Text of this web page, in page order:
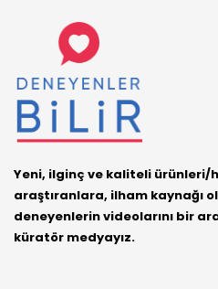
Yeni, ilginç ve kaliteli ürünleri/
araştıranlara, ilham kaynağı
deneyenlerin videolarını bir
küratör medyayız.